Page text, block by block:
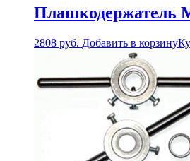
Плашкодержатель
2808 руб. Добавить в корзину